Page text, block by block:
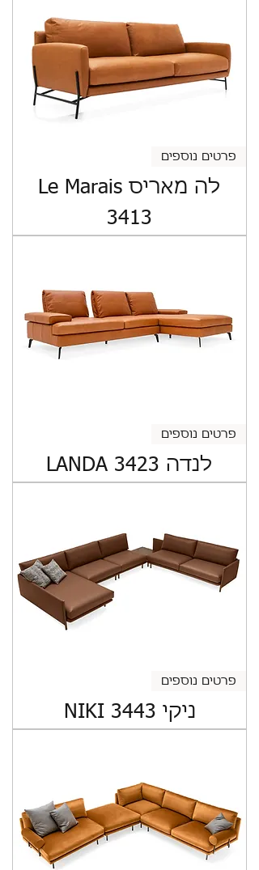
פרטים נוספים
לה מאריס Le Marais
3413
פרטים נוספים
לנדה LANDA 3423
פרטים נוספים
ניקי NIKI 3443